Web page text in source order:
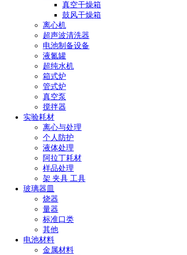
真空干燥箱
鼓风干燥箱
离心机
超声波清洗器
电池制备设备
液氮罐
超纯水机
箱式炉
管式炉
真空泵
搅拌器
实验耗材
离心与处理
个人防护
液体处理
阿拉丁耗材
样品处理
架 夹具 工具
玻璃器皿
烧器
量器
标准口类
其他
电池材料
金属材料